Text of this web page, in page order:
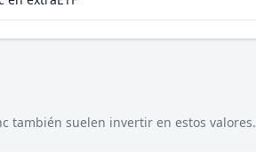
también suelen invertir en estos valores.